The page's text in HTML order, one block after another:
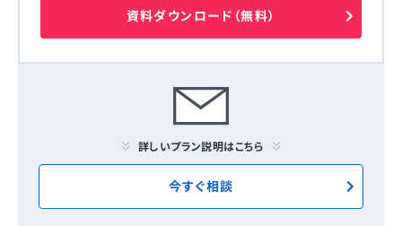
資料ダウンロード（無料）
詳しいプラン説明はこちら
今すぐ相談